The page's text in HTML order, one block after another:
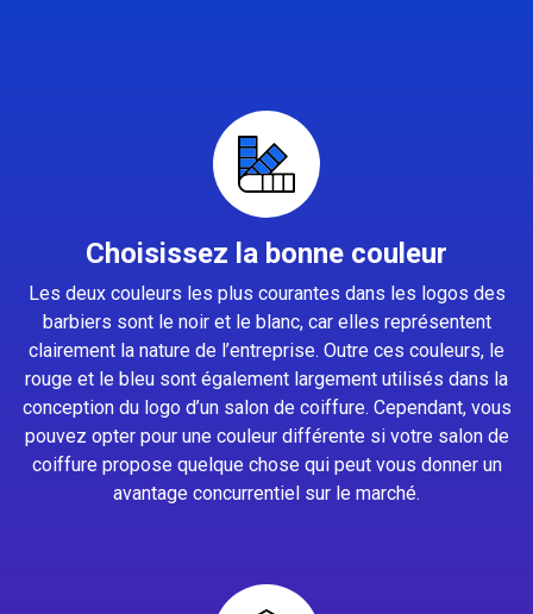
Choisissez la bonne couleur
Les deux couleurs les plus courantes dans les logos des
barbiers sont le noir et le blanc, car elles représentent
clairement la nature de l’entreprise. Outre ces couleurs, le
rouge et le bleu sont également largement utilisés dans la
conception du logo d’un salon de coiffure. Cependant, vous
pouvez opter pour une couleur différente si votre salon de
coiffure propose quelque chose qui peut vous donner un
avantage concurrentiel sur le marché.